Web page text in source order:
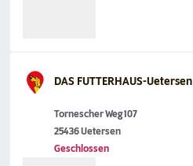
DAS FUTTERHAUS-Uetersen
Tornescher Weg 107
25436 Uetersen
Geschlossen